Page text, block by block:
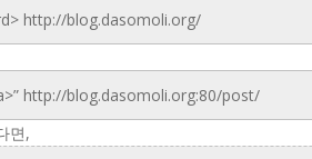
http://blog.dasomoli.org/
http://blog.dasomoli.org:80/post/
면,